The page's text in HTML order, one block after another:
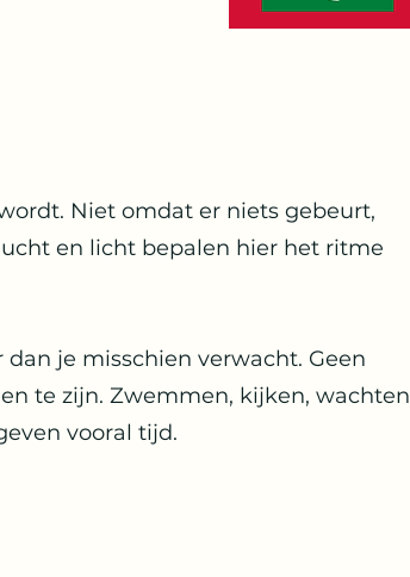
Niet omdat er niets gebeurt,
en licht bepalen hier het ritme
je misschien verwacht. Geen
te zijn. Zwemmen, kijken, wachten
vooral tijd.